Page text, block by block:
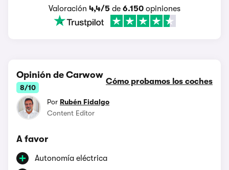
Valoración 4,4/5 de 6.150 opiniones
Opinión de Carwow
8/10
Cómo probamos los coches
Por Rubén Fidalgo
Content Editor
A favor
Autonomía eléctrica